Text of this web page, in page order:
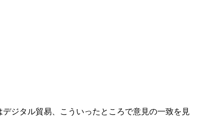
ジタル貿易、こういったところで意見の一致を見